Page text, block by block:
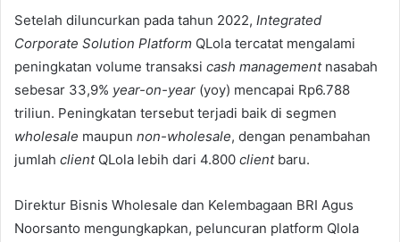
Setelah diluncurkan pada tahun 2022, Integrated
Corporate Solution Platform QLola tercatat mengalami
peningkatan volume transaksi cash managementnasabah
sebesar 33,9% year-on-year (yoy) mencapai Rp6.788
triliun. Peningkatan tersebut terjadi baik di segmen
wholesale maupun non-wholesale, dengan penambahan
jumlah client QLola lebih dari 4.800 client baru.
Direktur Bisnis Wholesale dan Kelembagaan BRI Agus
Noorsanto mengungkapkan, peluncuran platform Qlola